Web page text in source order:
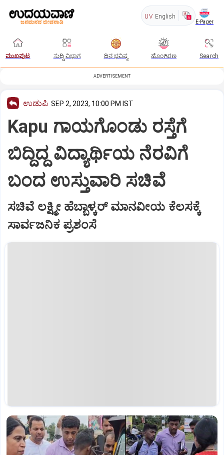
UV English
E-Paper
ಮುಖಪುಟ ಸುದ್ದಿ ವಿಭಾಗ ದಿನ ಭವಿಷ್ಯ ಹೊಂಗಿರಣ Search
ADVERTISEMENT
ಉಡುಪಿ SEP 2, 2023, 10:00 PM IST
Kapu ಗಾಯಗೊಂಡು ರಸ್ತೆಗೆ
ಬಿದ್ದಿದ್ದ ವಿದ್ಯಾರ್ಥಿಯ ನೆರವಿಗೆ
ಬಂದ ಉಸ್ತುವಾರಿ ಸಚಿವೆ
ಸಚಿವೆ ಲಕ್ಷ್ಮೀ ಹೆಬ್ಬಾಳ್ಕರ್ ಮಾನವೀಯ ಕೆಲಸಕ್ಕೆ
ಸಾರ್ವಜನಿಕ ಪ್ರಶಂಸೆ